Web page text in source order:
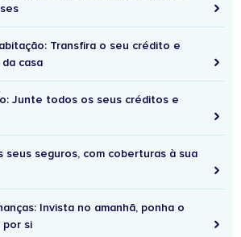
Transfira o seu crédito e
casa
Junte todos os seus créditos e
seus seguros, com coberturas à sua
Invista no amanhã, ponha o
por si